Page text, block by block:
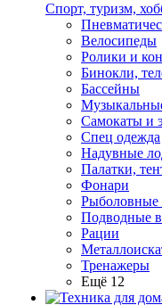
Спорт, туризм,
Велосипеды
Ролики и
Бинокли,
Бассейны
Самокаты и
Спец одежда
Надувные
Палатки,
Фонари
Рыболовные
Подводные
Рации
Тренажеры
Ещё 12